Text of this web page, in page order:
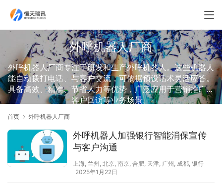
外呼机器人厂商
外呼机器人厂商专注于研发和生产外呼机器人。这些机器人
能自动拨打电话、与客户交流，可依据预设话术灵活应答。
具备高效、精准、节省人力等优势，广泛应用于营销推广、
客户回访等业务场景。
首页 外呼机器人厂商
外呼机器人加强银行智能消保宣传
与客户沟通
上海, 兰州 , 北京, 南京, 合肥, 天津, 广州 , 成都, 银行
2025年1月22日